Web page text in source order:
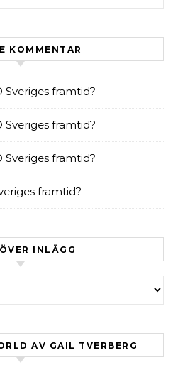
KOMMENTAR
Sveriges framtid?
Sveriges framtid?
Sveriges framtid?
framtid?
INLÄGG
AV GAIL TVERBERG